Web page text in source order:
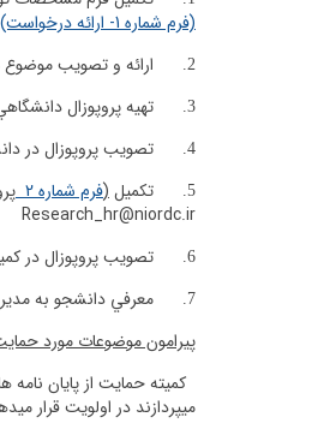
(فرم شماره 1- ارائه درخواست)
2. ارائه و تصويب
3. تهيه پروپوزال
4. تصويب پروپوزال در
5. تکميل(فرم شماره 2
Research_hr@niordc.ir
6. تصويب پروپوزال در
7.
معرفي دانشجو به
پيرامون موضوعات مورد
كميته حمايت از پايان
ميپردازند در اولويت قرار